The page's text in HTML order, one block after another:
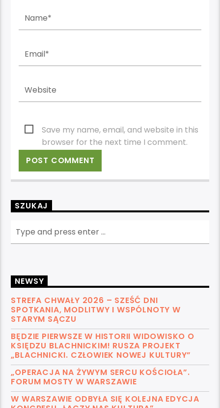
Save my name, email, and website in this
browser for the next time I comment.
SZUKAJ
NEWSY
STREFA CHWAŁY 2026 – SZEŚĆ DNI
SPOTKANIA, MODLITWY I WSPÓLNOTY W
STARYM SĄCZU
BĘDZIE PIERWSZE W HISTORII WIDOWISKO O
KSIĘDZU BLACHNICKIM! RUSZA PROJEKT
„BLACHNICKI. CZŁOWIEK NOWEJ KULTURY”
„OPERACJA NA ŻYWYM SERCU KOŚCIOŁA”.
FORUM MOSTY W WARSZAWIE
W WARSZAWIE ODBYŁA SIĘ KOLEJNA EDYCJA